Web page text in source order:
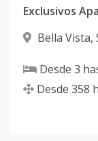
Exclusivos
Bella Vista,
Desde 3
Desde 358